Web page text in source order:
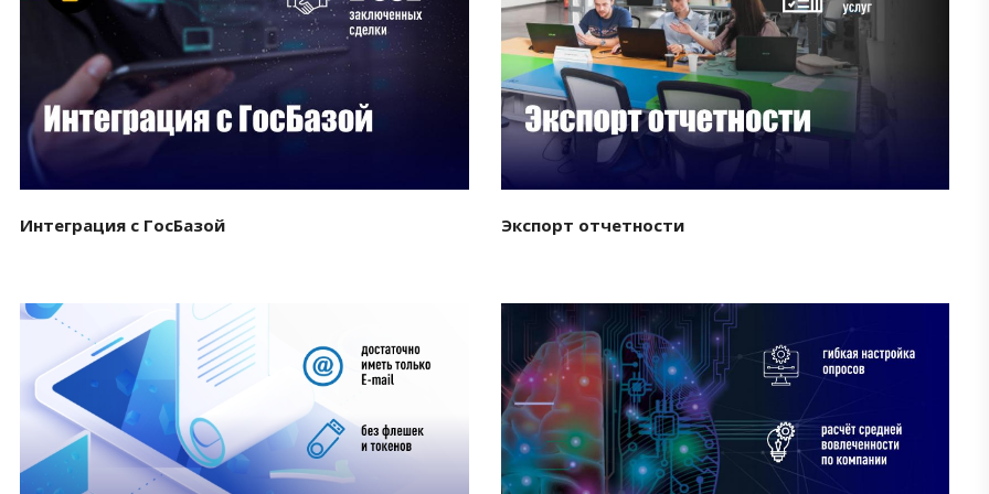
Смотреть проект
Интеграция с ГосБазой
Смотреть проект
Экспорт отчетности
Смотреть проект Смотреть проект